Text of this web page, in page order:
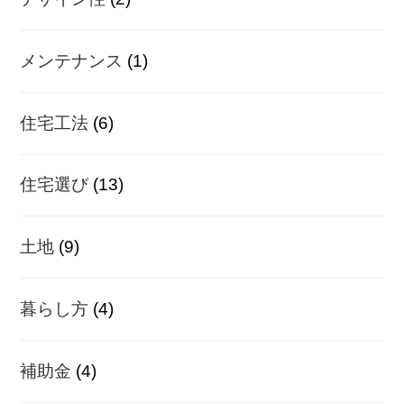
メンテナンス (1)
住宅工法 (6)
住宅選び(13)
土地 (9)
暮らし方 (4)
補助金 (4)